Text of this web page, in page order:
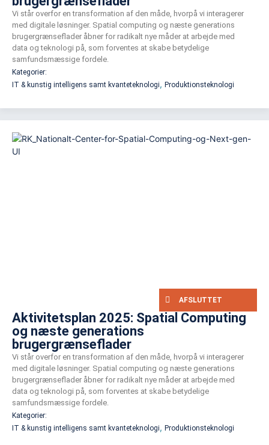
Vi står overfor en transformation af den måde, hvorpå vi interagerer
med digitale løsninger. Spatial computing og næste generations
brugergrænseflader åbner for radikalt nye måder at arbejde med
data og teknologi på, som forventes at skabe betydelige
samfundsmæssige fordele.
Kategorier:
IT & kunstig intelligens samt kvanteteknologi, Produktionsteknologi
AFSLUTTET
Aktivitetsplan 2025: Spatial Computing
og næste generations
brugergrænseflader
Vi står overfor en transformation af den måde, hvorpå vi interagerer
med digitale løsninger. Spatial computing og næste generations
brugergrænseflader åbner for radikalt nye måder at arbejde med
data og teknologi på, som forventes at skabe betydelige
samfundsmæssige fordele.
Kategorier:
IT & kunstig intelligens samt kvanteteknologi, Produktionsteknologi